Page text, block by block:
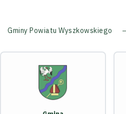
Gminy Powiatu Wyszkowskiego